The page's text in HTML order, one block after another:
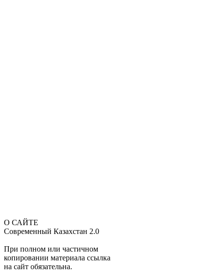
О САЙТЕ
Современный Казахстан 2.0
При полном или частичном
копировании материала ссылка
на сайт обязательна.